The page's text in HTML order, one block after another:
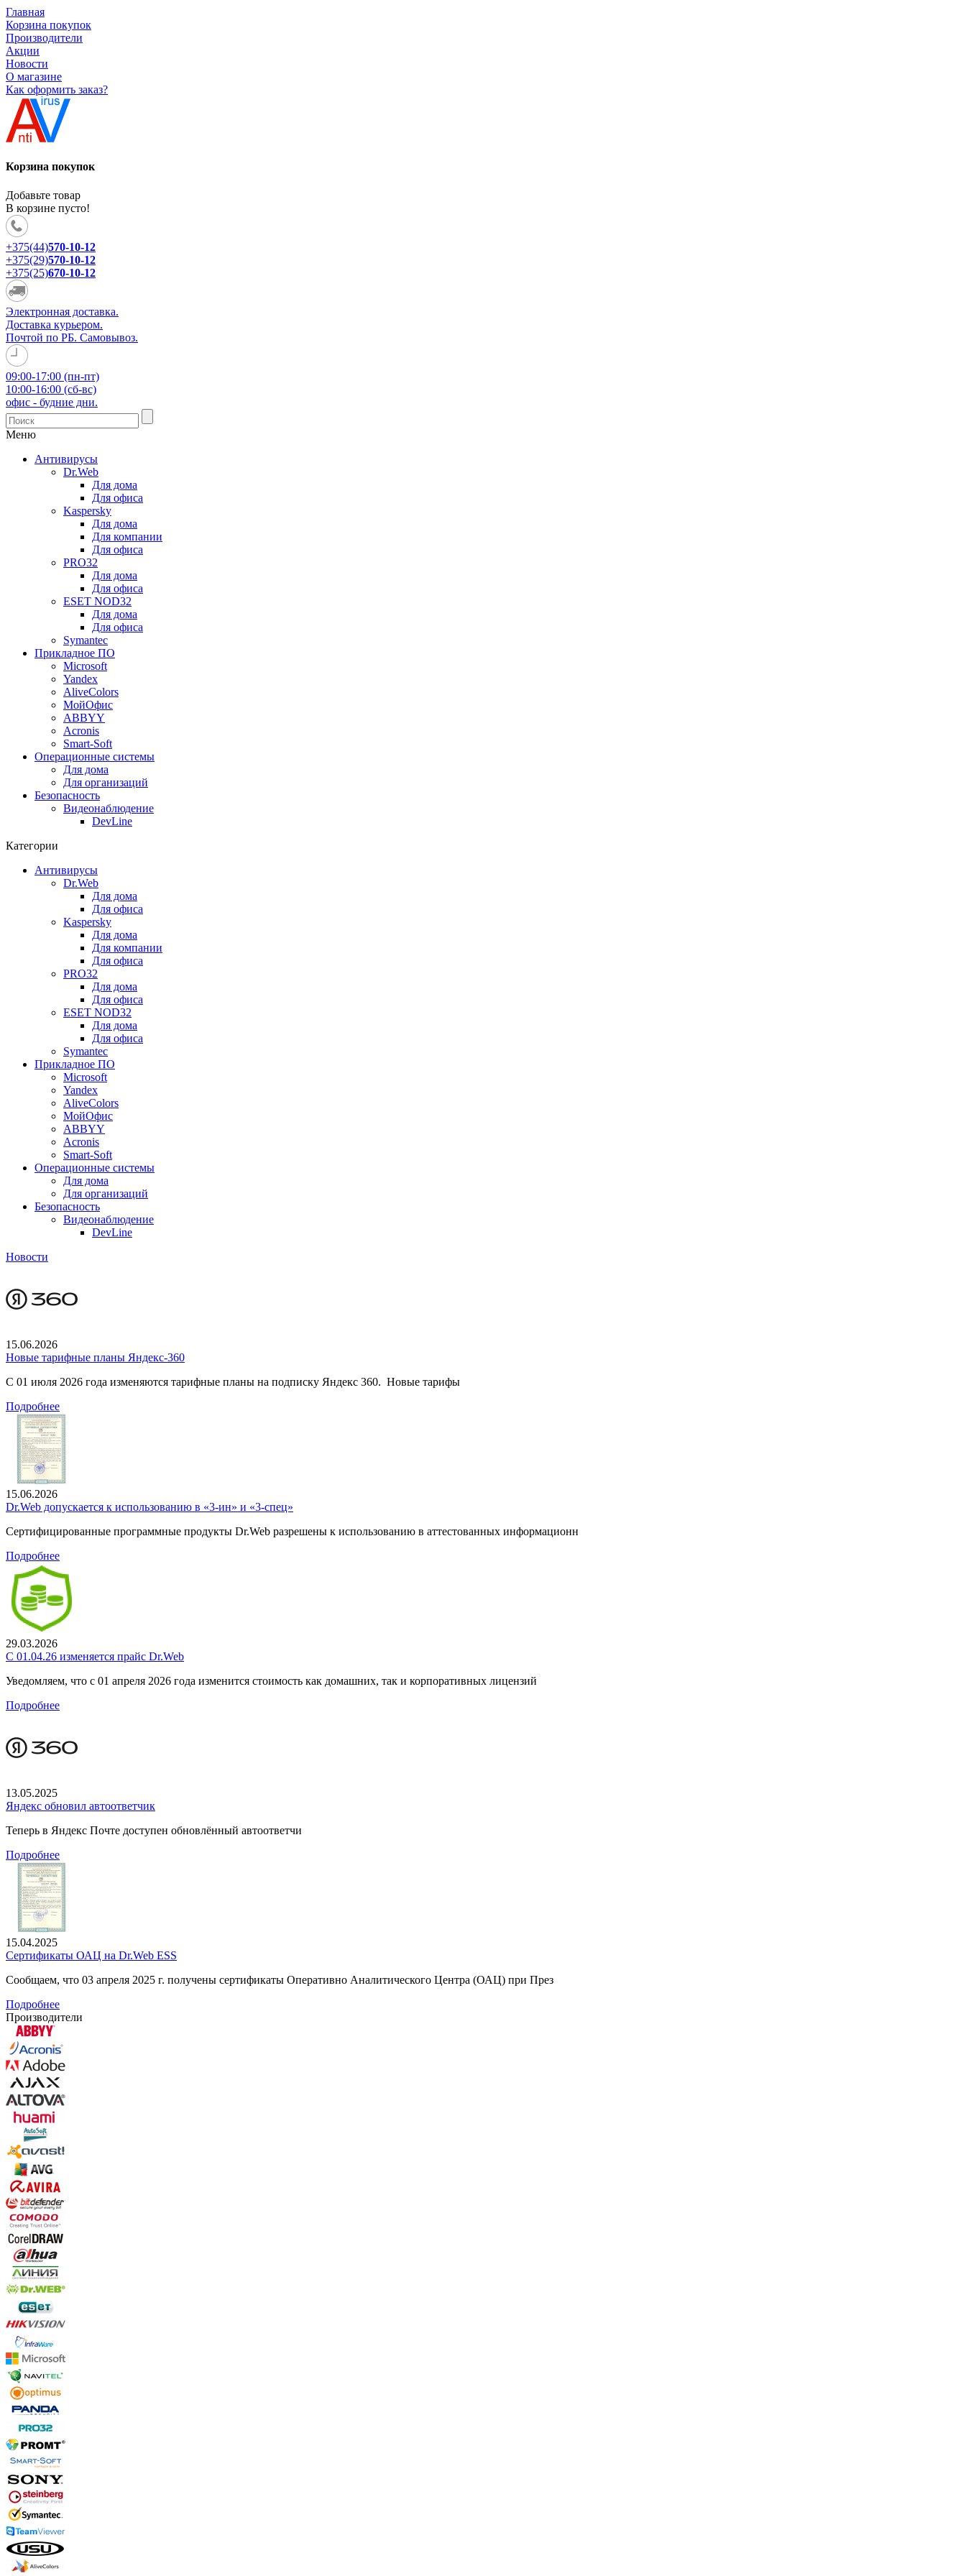
Главная
Корзина покупок
Производители
Акции
Новости
О магазине
Как оформить заказ?
Корзина покупок
Добавьте товар
В корзине пусто!
+375(44)570-10-12
+375(29)570-10-12
+375(25)670-10-12
Электронная доставка.
Доставка курьером.
Почтой по РБ. Самовывоз.
09:00-17:00 (пн-пт)
10:00-16:00 (сб-вс)
офис - будние дни.
Меню
Антивирусы
Dr.Web
Для дома
Для офиса
Kaspersky
Для дома
Для компании
Для офиса
PRO32
Для дома
Для офиса
ESET NOD32
Для дома
Для офиса
Symantec
Прикладное ПО
Microsoft
Yandex
AliveColors
МойОфис
ABBYY
Acronis
Smart-Soft
Операционные системы
Для дома
Для организаций
Безопасность
Видеонаблюдение
DevLine
Категории
Антивирусы
Dr.Web
Для дома
Для офиса
Kaspersky
Для дома
Для компании
Для офиса
PRO32
Для дома
Для офиса
ESET NOD32
Для дома
Для офиса
Symantec
Прикладное ПО
Microsoft
Yandex
AliveColors
МойОфис
ABBYY
Acronis
Smart-Soft
Операционные системы
Для дома
Для организаций
Безопасность
Видеонаблюдение
DevLine
Новости
15.06.2026
Новые тарифные планы Яндекс-360
С 01 июля 2026 года изменяются тарифные планы на подписку Яндекс 360. Новые тарифы
Подробнее
15.06.2026
Dr.Web допускается к использованию в «3-ин» и «3-спец»
Сертифицированные программные продукты Dr.Web разрешены к использованию в аттестованных информационн
Подробнее
29.03.2026
С 01.04.26 изменяется прайс Dr.Web
Уведомляем, что с 01 апреля 2026 года изменится стоимость как домашних, так и корпоративных лицензий
Подробнее
13.05.2025
Яндекс обновил автоответчик
Теперь в Яндекс Почте доступен обновлённый автоответчи
Подробнее
15.04.2025
Сертификаты ОАЦ на Dr.Web ESS
Сообщаем, что 03 апреля 2025 г. получены сертификаты Оперативно Аналитического Центра (ОАЦ) при През
Подробнее
Производители